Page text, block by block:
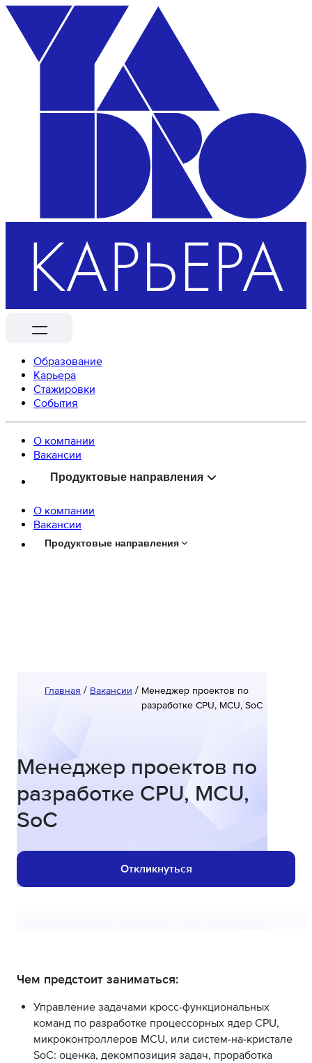
Образование
Карьера
Стажировки
События
О компании
Вaкансии
Продуктовые направления
О компании
Вaкансии
Продуктовые направления
Главная Вакансии
Менеджер проектов по
разработке CPU, MCU, SoC
Менеджер проектов по
разработке CPU, MCU,
SoC
Откликнуться
Чем предстоит заниматься:
Управление задачами кросс-функциональных
команд по разработке процессорных ядер CPU,
микроконтроллеров MCU, или систем-на-кристале
SoC: оценка, декомпозиция задач, проработка